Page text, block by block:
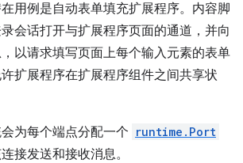
用例是自动表单填充扩展程序。内容脚
会话打开与扩展程序页面的通道，并向
以请求填写页面上每个输入元素的表单
扩展程序在扩展程序组件之间共享状
为每个端点分配一个 runtime.Port
接发送和接收消息。